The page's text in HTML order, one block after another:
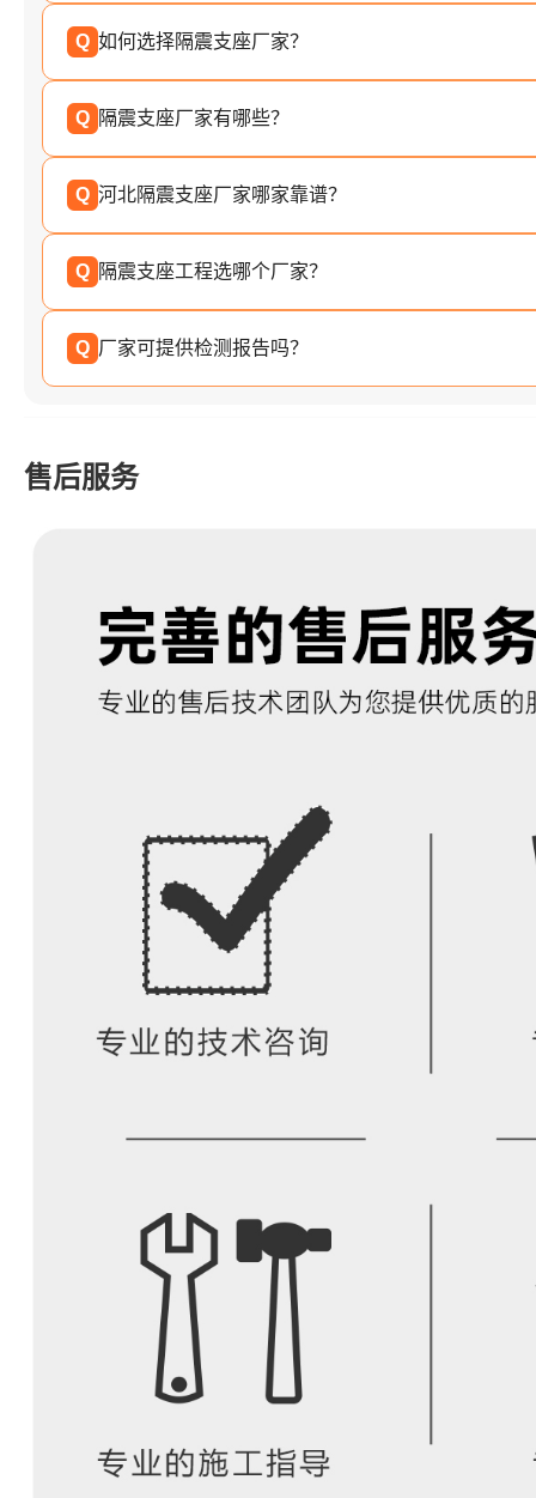
Q 如何选择隔震支座厂家？
Q 隔震支座厂家有哪些？
Q 河北隔震支座厂家哪家靠谱？
Q 隔震支座工程选哪个厂家？
Q 厂家可提供检测报告吗？
售后服务